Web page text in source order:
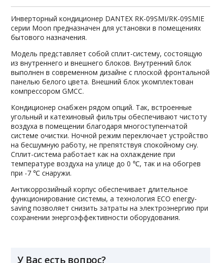
Инверторный кондиционер DANTEX RK-09SMI/RK-09SMIЕ
серии Moon предназначен для установки в помещениях
бытового назначения.
Модель представляет собой сплит-систему, состоящую
из внутреннего и внешнего блоков. Внутренний блок
выполнен в современном дизайне с плоской фронтальной
панелью белого цвета. Внешний блок укомплектован
компрессором GMCC.
Кондиционер снабжен рядом опций. Так, встроенные
угольный и катехиновый фильтры обеспечивают чистоту
воздуха в помещении благодаря многоступенчатой
системе очистки. Ночной режим переключает устройство
на бесшумную работу, не препятствуя спокойному сну.
Сплит-система работает как на охлаждение при
температуре воздуха на улице до 0 ℃, так и на обогрев
при -7 ℃ снаружи.
Антикоррозийный корпус обеспечивает длительное
функционирование системы, а технология ЕСО energy-
saving позволяет снизить затраты на электроэнергию при
сохранении энергоэффективности оборудования.
У Вас есть вопрос?